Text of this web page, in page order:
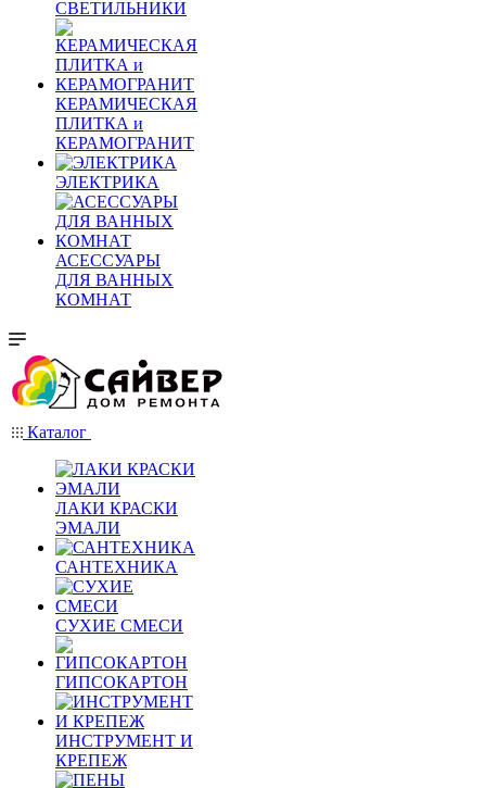
СВЕТИЛЬНИКИ
КЕРАМИЧЕСКАЯ
ПЛИТКА и
КЕРАМОГРАНИТ
ЭЛЕКТРИКА
АСЕССУАРЫ
ДЛЯ ВАННЫХ
КОМНАТ
Каталог
ЛАКИ КРАСКИ
ЭМАЛИ
САНТЕХНИКА
СУХИЕ СМЕСИ
ГИПСОКАРТОН
ИНСТРУМЕНТ И
КРЕПЕЖ